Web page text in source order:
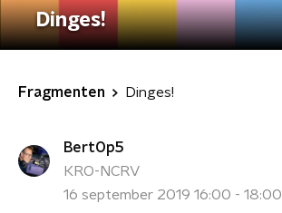
Dinges!
Fragmenten Dinges!
BertOp5
KRO-NCRV
16 september 2019 16:00 - 18:00